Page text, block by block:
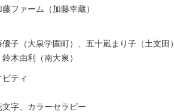
ファーム（加藤幸蔵）
子（大泉学園町）、五十嵐まり子（土支田）
木由利（南大泉）
ティ
字、カラーセラピー